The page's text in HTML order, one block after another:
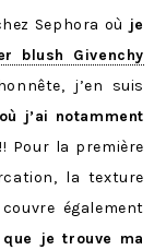
Sephora où je
blush Givenchy
j’en suis
j’ai notamment
Pour la première
la texture
également
je trouve ma